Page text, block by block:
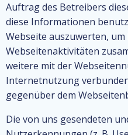
Auftrag des Betreibers
diese Informationen
Webseite auszuwerten,
Webseitenaktivitäten
weitere mit der
Internetnutzung
gegenüber dem
Die von uns gesendeten